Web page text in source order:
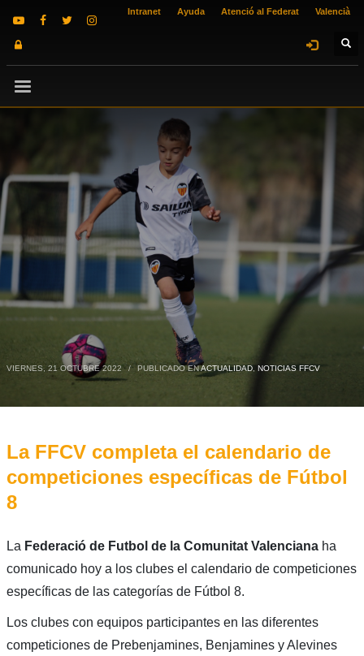
Intranet Ayuda Atenció al Federat Valencià
VIERNES, 21 OCTUBRE 2022 / PUBLICADO ENACTUALIDAD, NOTICIAS FFCV
La FFCV completa el calendario de
competiciones específicas de Fútbol
8
La Federació de Futbol de la Comunitat Valencianaha
comunicado hoy a los clubes el calendario de competiciones
específicas de las categorías de Fútbol 8.
Los clubes con equipos participantes en las diferentes
competiciones de Prebenjamines, Benjamines y Alevines